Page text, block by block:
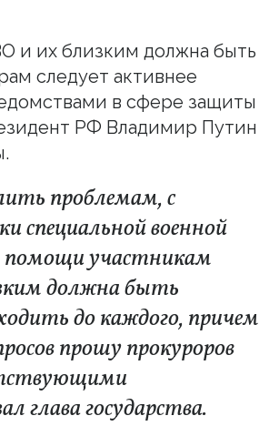
и их близким должна быть
следует активнее
в сфере защиты
РФ Владимир Путин
проблемам, с
военной
помощи участникам
должна быть
до каждого, причем
прошу прокуроров
глава государства.